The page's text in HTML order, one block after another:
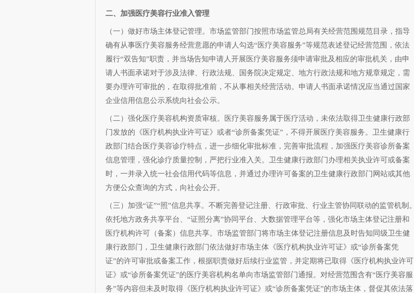
二、加强医疗美容行业准入管理
（一）做好市场主体登记管理。市场监管部门按照市场监管总局有关经营范围规范目录，指导
确有从事医疗美容服务经营意愿的申请人勾选“医疗美容服务”等规范表述登记经营范围，依法
履行“双告知”职责，并当场告知申请人开展医疗美容服务须申请审批及相应的审批机关，由申
请人书面承诺对于涉及法律、行政法规、国务院决定规定、地方行政法规和地方规章规定，需
要办理许可审批的，在取得批准前，不从事相关经营活动。申请人书面承诺情况应当通过国家
企业信用信息公示系统向社会公示。
（二）强化医疗美容机构资质审核。医疗美容服务属于医疗活动，未依法取得卫生健康行政部
门发放的《医疗机构执业许可证》或者“诊所备案凭证”，不得开展医疗美容服务。卫生健康行
政部门结合医疗美容诊疗特点，进一步细化审批标准，完善审批流程，加强医疗美容诊所备案
信息管理，强化诊疗质量控制，严把行业准入关。卫生健康行政部门办理相关执业许可或备案
时，一并录入统一社会信用代码等信息，并通过办理许可备案的卫生健康行政部门网站或其他
方便公众查询的方式，向社会公开。
（三）加强“证”“照”信息共享。不断完善登记注册、行政审批、行业主管协同联动的监管机制。
依托地方政务共享平台、“证照分离”协同平台、大数据管理平台等，强化市场主体登记注册和
医疗机构许可（备案）信息共享。市场监管部门将市场主体登记注册信息及时告知同级卫生健
康行政部门，卫生健康行政部门依法做好市场主体《医疗机构执业许可证》或“诊所备案凭
证”的许可审批或备案工作，根据职责做好后续行业监管，并定期将已取得《医疗机构执业许可
证》或“诊所备案凭证”的医疗美容机构名单向市场监管部门通报。对经营范围含有“医疗美容服
务”等内容但未及时取得《医疗机构执业许可证》或“诊所备案凭证”的市场主体，督促其依法落